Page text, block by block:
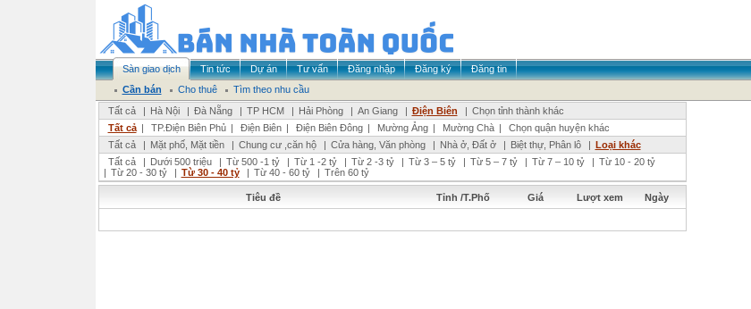
Sàn giao dịch Tin tức Dự án Tư vấn Đăng nhập Đăng ký
Đăng tin
Cần bán
Cho thuê
Tìm theo nhu cầu
Tất cả
| Hà Nội | Đà Nẵng | TP HCM | Hải Phòng | An Giang | Điện Biên | Chọn tỉnh thành khác
Tất cả | TP.Điện Biên Phủ | Điện Biên | Điện Biên Đông | Mường Ảng | Mường Chà |
Chọn quận huyện khác
Tất cả
| Mặt phố, Mặt tiền | Chung cư ,căn hộ | Cửa hàng, Văn phòng | Nhà ở, Đất ở | Biệt thự, Phân lô | Loại khác
Tất cả
| Dưới 500 triệu | Từ 500 -1 tỷ | Từ 1 -2 tỷ | Từ 2 -3 tỷ | Từ 3 – 5 tỷ | Từ 5 – 7 tỷ | Từ 7 – 10 tỷ | Từ 10 - 20 tỷ
| Từ 20 - 30 tỷ | Từ 30 - 40 tỷ | Từ 40 - 60 tỷ | Trên 60 tỷ
Tiêu đề Tỉnh /T.Phố Giá Lượt xem Ngày